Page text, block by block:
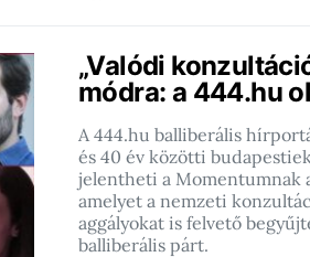
„Valódi
módra: a 444.hu
A 444.hu balliberális
és 40 év közötti
jelentheti a Momentumnak
amelyet a nemzeti
aggályokat is felvető
balliberális párt.